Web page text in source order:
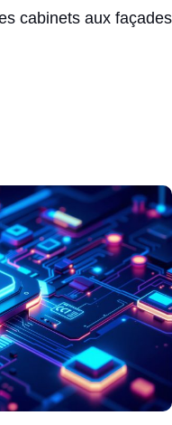
cabinets aux façades